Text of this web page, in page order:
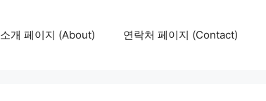
소개 페이지 (About) 연락처 페이지 (Contact)